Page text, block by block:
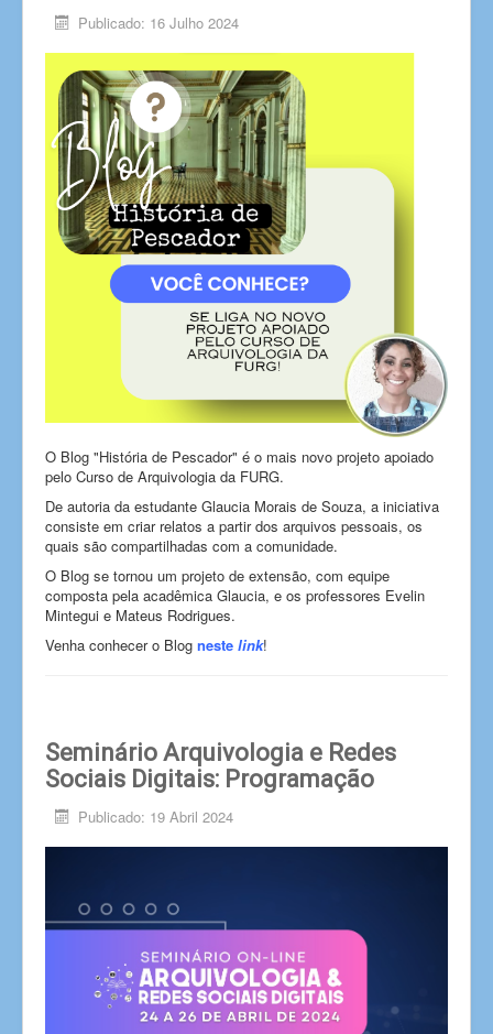
Publicado: 16 Julho 2024
O Blog "História de Pescador" é o mais novo projeto apoiado
pelo Curso de Arquivologia da FURG.
De autoria da estudante Glaucia Morais de Souza, a iniciativa
consiste em criar relatos a partir dos arquivos pessoais, os
quais são compartilhadas com a comunidade.
O Blog se tornou um projeto de extensão, com equipe
composta pela acadêmica Glaucia, e os professores Evelin
Mintegui e Mateus Rodrigues.
Venha conhecer o Blog neste link!
Seminário Arquivologia e Redes
Sociais Digitais: Programação
Publicado: 19 Abril 2024